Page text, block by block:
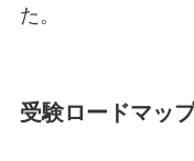
た。
受験ロードマッ